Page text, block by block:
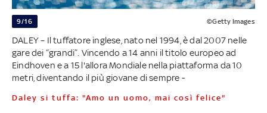
9/16 ©Getty Images
DALEY – Il tuffatore inglese, nato nel 1994, è dal 2007 nelle
gare dei “grandi”. Vincendo a 14 anni il titolo europeo ad
Eindhoven e a 15 l'allora Mondiale nella piattaforma da 10
metri, diventando il più giovane di sempre -
Daley si tuffa: "Amo un uomo, mai così felice"